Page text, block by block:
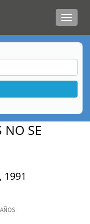
Menú
de
NO SE